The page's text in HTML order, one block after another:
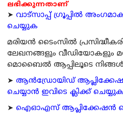
ലഭിക്കുന്നതാണ്
➤ വാട്സാപ്പ് ഗ്രൂപ്പിൽ
ചെയ്യുക
മരിയന്‍ ടൈംസില്‍
ലേഖനങ്ങളും വീഡിയോകളും
മൊബൈല്‍ ആപ്പിലൂടെ നിങ്ങള്‍ക്ക്
➤ ആന്‍ഡ്രോയിഡ്
ചെയ്യാന്‍ ഇവിടെ ക്ലിക്ക് ചെയ്യുക
➤ ഐഓഎസ് ആപ്ലിക്കേഷന്‍